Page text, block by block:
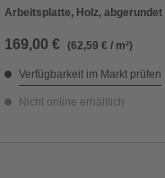
Arbeitsplatte, Holz, abgerundet
169,00 € (62,59 € / m²)
Verfügbarkeit im Markt prüfen
Nicht online erhältlich